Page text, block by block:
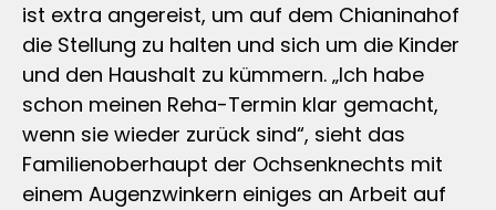
ist extra angereist, um auf dem Chianinahof
die Stellung zu halten und sich um die Kinder
und den Haushalt zu kümmern. „Ich habe
schon meinen Reha-Termin klar gemacht,
wenn sie wieder zurück sind“, sieht das
Familienoberhaupt der Ochsenknechts mit
einem Augenzwinkern einiges an Arbeit auf